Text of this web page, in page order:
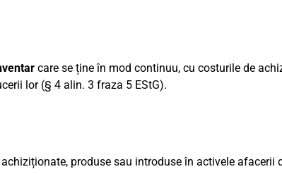
care se ține în mod continuu, cu costurile de
lor (§ 4 alin. 3 fraza 5 EStG).
produse sau introduse în activele afacerii